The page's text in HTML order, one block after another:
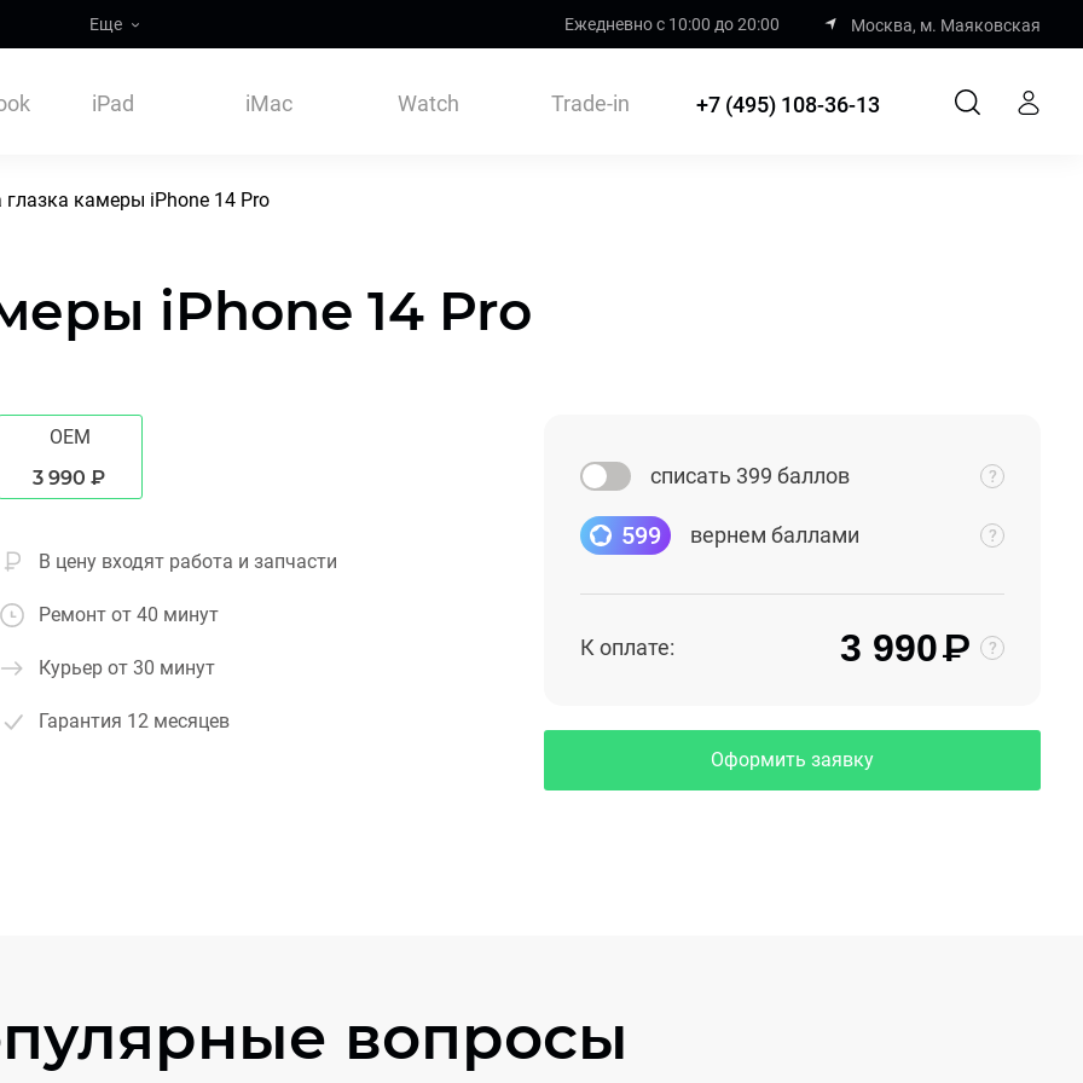
Еще Ежедневно с 10:00 до 20:00 Москва, м. Маяковская
iPad iMac Watch Trade-in +7 (495) 108-36-13
камеры iPhone 14 Pro
iPhone 14 Pro
OEM
3 990 ₽
В цену входят работа и запчасти
Ремонт от 40 минут
Курьер от 30 минут
Гарантия 12 месяцев
списать 399 баллов
599 вернем баллами
К оплате: 3 990₽
Оформить заявку
вопросы